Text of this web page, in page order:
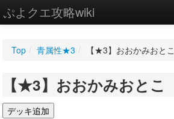
ぷよクエ攻略wiki
WIKI
設定
Top / 青属性★3 / 【★3】おおかみおとこ
【★3】おおかみおとこ